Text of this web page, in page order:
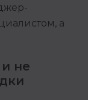
а
не